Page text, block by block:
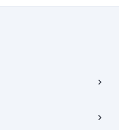
학동, 트윈트리빌딩) B동 5층
24, 7층, 8층 미소